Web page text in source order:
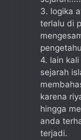
3. logika
terlalu di
4. lain
sejarah
karena
hingga
anda
terjadi.